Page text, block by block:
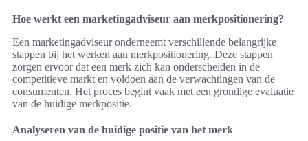
Hoe werkt een marketingadviseur aan merkpositionering?
Een marketingadviseur onderneemt verschillende belangrijke
stappen bij het werken aan merkpositionering. Deze stappen
zorgen ervoor dat een merk zich kan onderscheiden in de
competitieve markt en voldoen aan de verwachtingen van de
consumenten. Het proces begint vaak met een grondige evaluatie
van de huidige merkpositie.
Analyseren van de huidige positie van het merk